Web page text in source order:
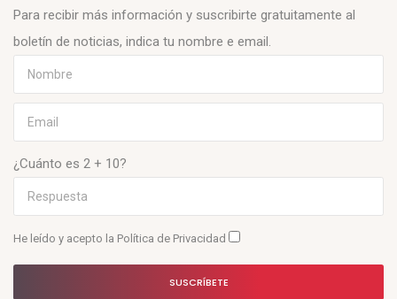
Para recibir más información y suscribirte gratuitamente al
boletín de noticias, indica tu nombre e email.
¿Cuánto es 2 + 10?
He leído y acepto la Política de Privacidad
SUSCRÍBETE